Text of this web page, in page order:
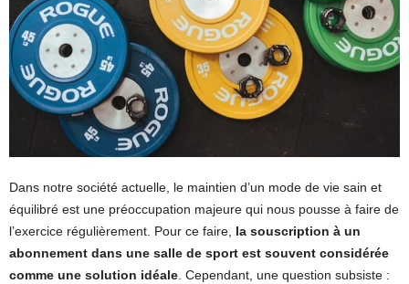
Dans notre société actuelle, le maintien d’un mode de vie sain et
équilibré est une préoccupation majeure qui nous pousse à faire de
l’exercice régulièrement. Pour ce faire, la souscription à un
abonnement dans une salle de sport est souvent considérée
comme une solution idéale. Cependant, une question subsiste :